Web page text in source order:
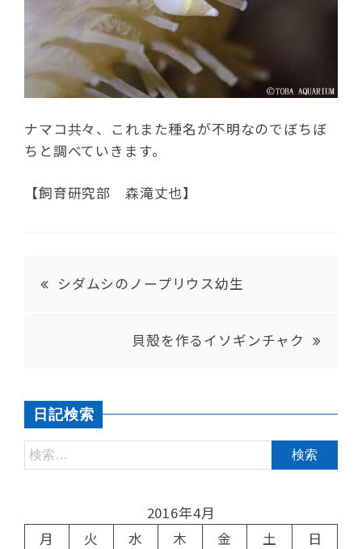
ナマコ共々、これまた種名が不明なのでぼちぼ
ちと調べていきます。
【飼育研究部 森滝丈也】
シダムシのノープリウス幼生
貝殻を作るイソギンチャク
日記検索
2016年4月
月
火 水 木 金 土
日